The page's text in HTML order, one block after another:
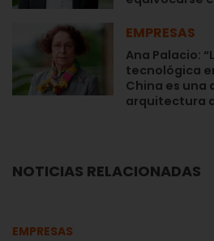
EMPRESAS
Ana Palacio:
tecnológica
China es una
arquitectura
NOTICIAS RELACIONADAS
EMPRESAS